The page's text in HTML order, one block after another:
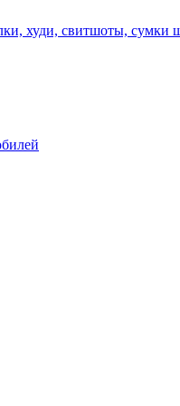
худи, свитшоты, сумки